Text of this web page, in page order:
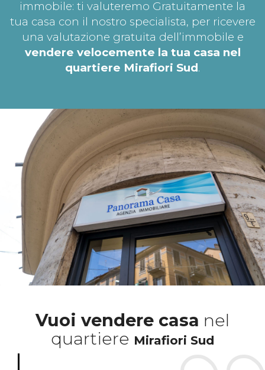
immobile: ti valuteremo Gratuitamente la
tua casa con il nostro specialista, per ricevere
una valutazione gratuita dell’immobile e
vendere velocemente la tua casa nel
quartiere Mirafiori Sud.
Vuoi vendere casa nel
quartiere Mirafiori Sud